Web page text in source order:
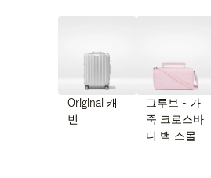
Original 캐
빈
그루브 - 가
죽 크로스바
디 백 스몰